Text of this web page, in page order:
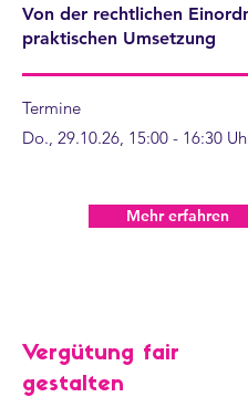
Von der rechtlichen
praktischen Umsetzung
Termine
Do., 29.10.26, 15:00 - 16:30
Mehr erfahren
Vergütung fair
gestalten